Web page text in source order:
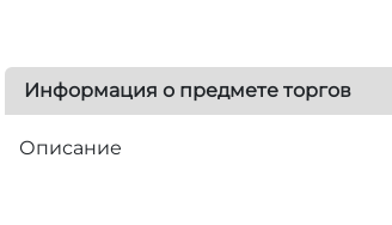
Информация о предмете торгов
Описание